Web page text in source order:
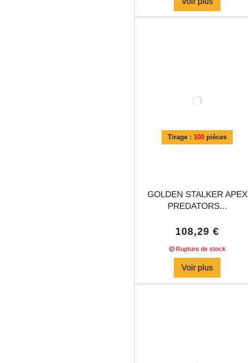
Tirage : 100 pièces
GOLDEN STALKER APEX
PREDATORS...
108,29 €
Rupture de stock
Voir plus